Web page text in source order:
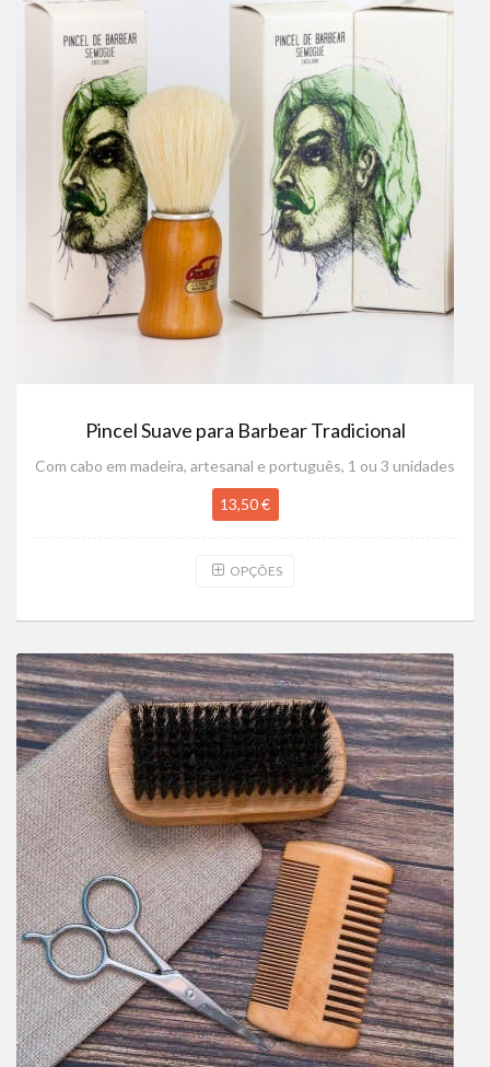
Pincel Suave para Barbear Tradicional
Com cabo em madeira, artesanal e português, 1 ou 3 unidades
13,50 €
OPÇÕES